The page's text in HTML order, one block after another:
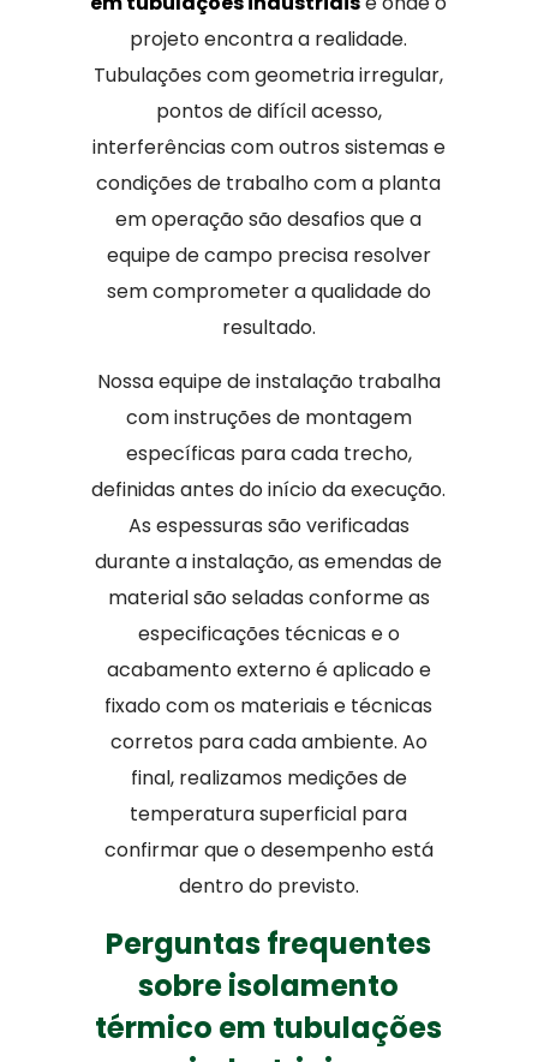
projeto encontra a realidade.
Tubulações com geometria irregular,
pontos de difícil acesso,
interferências com outros sistemas e
condições de trabalho com a planta
em operação são desafios que a
equipe de campo precisa resolver
sem comprometer a qualidade do
resultado.
Nossa equipe de instalação trabalha
com instruções de montagem
específicas para cada trecho,
definidas antes do início da execução.
As espessuras são verificadas
durante a instalação, as emendas de
material são seladas conforme as
especificações técnicas e o
acabamento externo é aplicado e
fixado com os materiais e técnicas
corretos para cada ambiente. Ao
final, realizamos medições de
temperatura superficial para
confirmar que o desempenho está
dentro do previsto.
Perguntas frequentes
sobre isolamento
térmico em tubulações